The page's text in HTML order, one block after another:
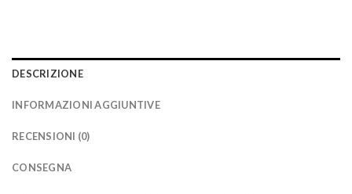
DESCRIZIONE
INFORMAZIONI AGGIUNTIVE
RECENSIONI (0)
CONSEGNA